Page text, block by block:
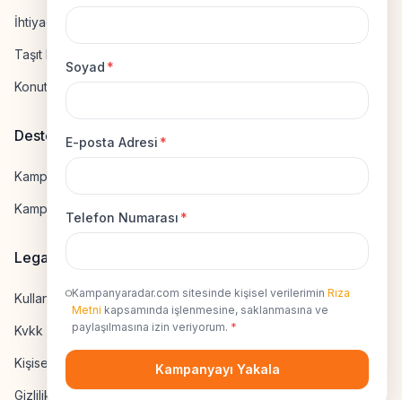
Soyad *
E-posta Adresi *
Telefon Numarası *
Kampanyaradar.com sitesinde kişisel verilerimin Rıza
Metni kapsamında işlenmesine, saklanmasına ve
paylaşılmasına izin veriyorum. *
Kampanyayı Yakala
İhtiyaç Kredisi Hesapla
Taşıt Kredisi Hesapla
Konut Kredisi Hesapla
Destek
Kampanya Gönderme
Kampanyaya Katılma
Legal
Kullanıcı Sözleşmesi
Kvkk Uyumluluk
Kişisel Veri İzni
Gizlilik Sözleşmesi